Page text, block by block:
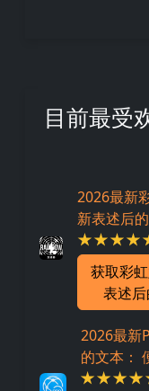
目前最受
2026最新
新表述后
获取彩
表述
2026最新
的文本：